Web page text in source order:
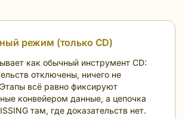
режим (только CD)
как обычный инструмент CD:
отключены, ничего не
всё равно фиксируют
конвейером данные, а цепочка
там, где доказательств нет.